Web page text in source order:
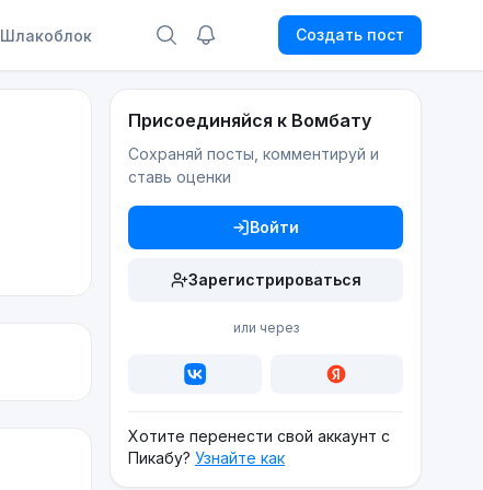
Шлакоблок Создать пост
Присоединяйся к Вомбату
Сохраняй посты, комментируй и
ставь оценки
Войти
Зарегистрироваться
или через
Хотите перенести свой аккаунт с
Пикабу? Узнайте как